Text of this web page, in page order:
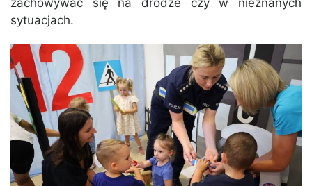
sytuacjach.